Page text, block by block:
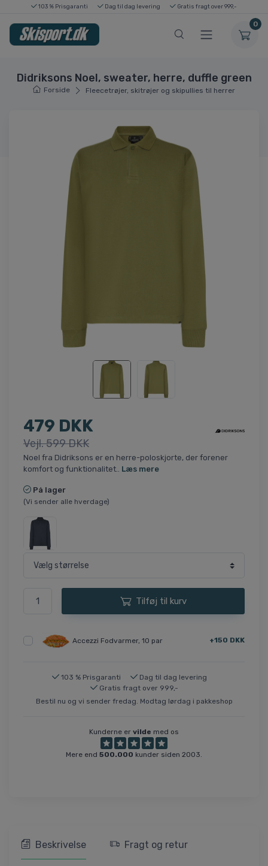
103 % Prisgaranti Dag til dag levering Gratis fragt over 999,-
0
Didriksons Noel, sweater, herre, duffle green
Forside Fleecetrøjer, skitrøjer og skipullies til herrer
479 DKK
Vejl. 599 DKK
Noel fra Didriksons er en herre-poloskjorte, der forener
komfort og funktionalitet.. Læs mere
På lager
(Vi sender alle hverdage)
Tilføj til kurv
Accezzi Fodvarmer, 10 par +150 DKK
103 % Prisgaranti
Dag til dag levering
Gratis fragt over 999,-
Bestil nu og vi sender fredag. Modtag lørdag i pakkeshop
Kunderne er vilde med os
Mere end 500.000 kunder siden 2003.
Beskrivelse Fragt og retur